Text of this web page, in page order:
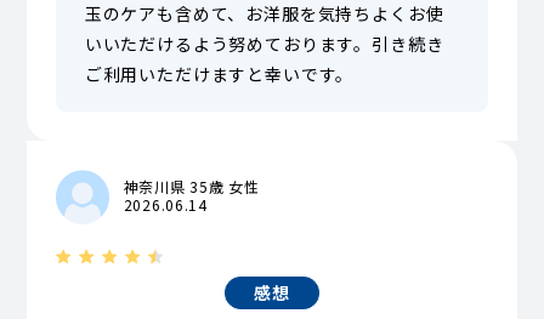
玉のケアも含めて、お洋服を気持ちよくお使
いいただけるよう努めております。引き続き
ご利用いただけますと幸いです。
神奈川県 35歳 女性
2026.06.14
感想